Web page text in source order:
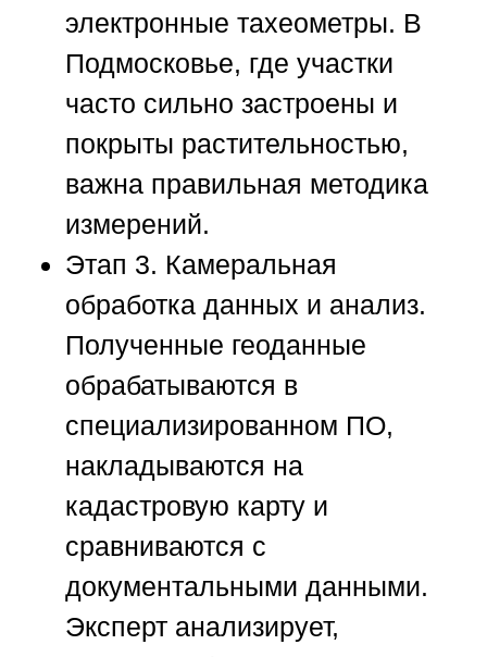
электронные тахеометры. В
Подмосковье, где участки
часто сильно застроены и
покрыты растительностью,
важна правильная методика
измерений.
Этап 3. Камеральная
обработка данных и анализ.
Полученные геоданные
обрабатываются в
специализированном ПО,
накладываются на
кадастровую карту и
сравниваются с
документальными данными.
Эксперт анализирует,